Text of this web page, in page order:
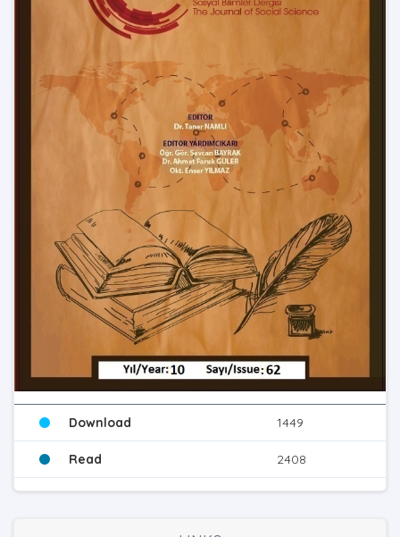
Download 1449
Read 2408